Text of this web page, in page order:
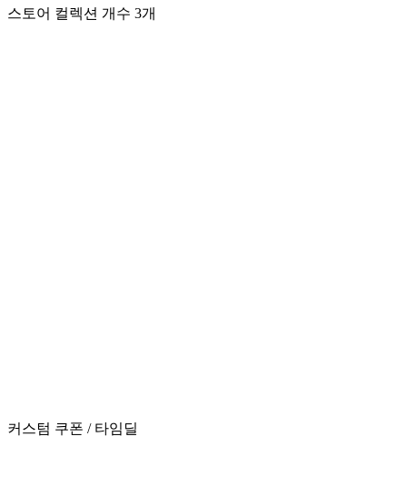
스토어 컬렉션 개수 3개
커스텀 쿠폰 / 타임딜